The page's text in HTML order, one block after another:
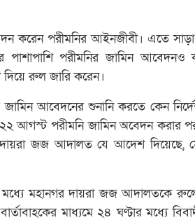
করেন পরীমনির আইনজীবী। এতে সাড়া
পাশাপাশি পরীমনির জামিন আবেদনও
রুল জারি করেন।
আবেদনের শুনানি করতে কেন
আগস্ট পরীমনি জামিন অবেদন করার
জজ আদালত যে আদেশ দিয়েছে,
মধ্যে মহানগর দায়রা জজ আদালতকে
মাধ্যমে ২৪ ঘণ্টার মধ্যে